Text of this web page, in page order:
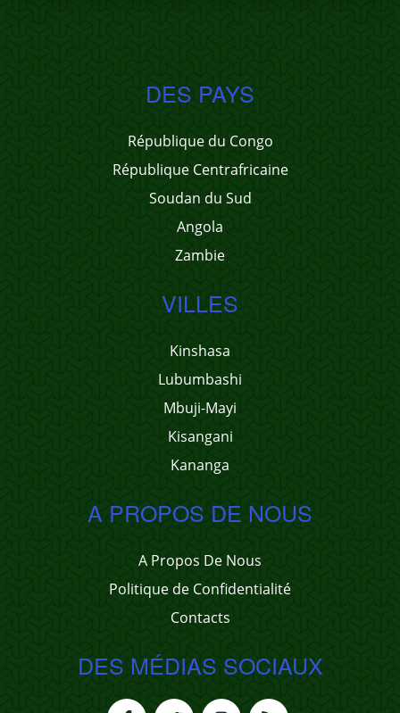
DES PAYS
République du Congo
République Centrafricaine
Soudan du Sud
Angola
Zambie
VILLES
Kinshasa
Lubumbashi
Mbuji-Mayi
Kisangani
Kananga
A PROPOS DE NOUS
A Propos De Nous
Politique de Confidentialité
Contacts
DES MÉDIAS SOCIAUX